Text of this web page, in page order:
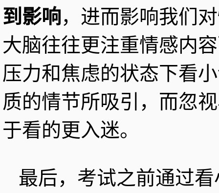
到影响，进而影响我们
大脑往往更注重情感内
压力和焦虑的状态下看
质的情节所吸引，而忽
于看的更入迷。
最后，考试之前通过